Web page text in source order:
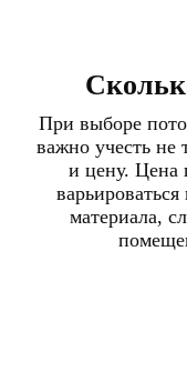
При выборе
важно учесть не
и цену. Цена
материала,